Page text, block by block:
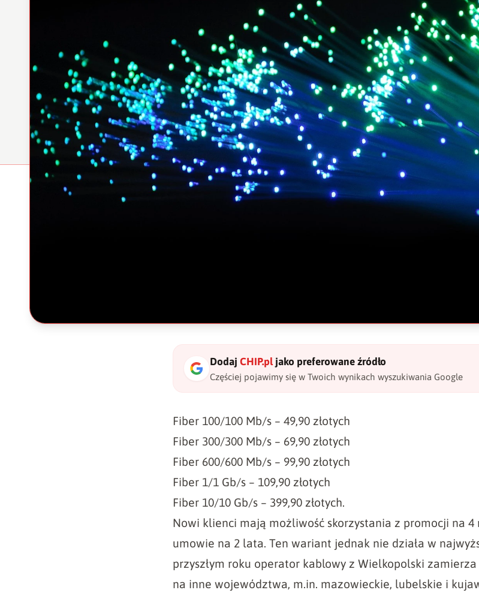
Dodaj CHIP.pljako preferowane źródło
Częściej pojawimy się w Twoich wynikach wyszukiwania Google
Fiber 100/100 Mb/s – 49,90 złotych
Fiber 300/300 Mb/s – 69,90 złotych
Fiber 600/600 Mb/s – 99,90 złotych
Fiber 1/1 Gb/s – 109,90 złotych
Fiber 10/10 Gb/s – 399,90 złotych.
Nowi klienci mają możliwość skorzystania z promocji na 4
umowie na 2 lata. Ten wariant jednak nie działa w
przyszłym roku operator kablowy z Wielkopolski
na inne województwa, m.in. mazowieckie, lubelskie i